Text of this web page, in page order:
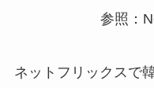
参照：
ネットフリックスで